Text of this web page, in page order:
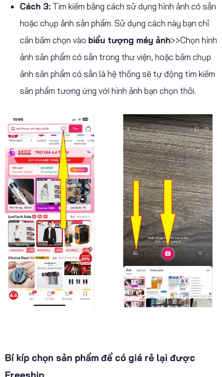
Cách 3: Tìm kiếm bằng cách sử dụng hình ảnh có sẵn
hoặc chụp ảnh sản phẩm. Sử dụng cách này bạn chỉ
cần bấm chọn vào biểu tượng máy ảnh>>Chọn hình
ảnh sản phẩm có sẵn trong thư viện, hoặc bấm chụp
ảnh sản phẩm có sẵn là hệ thống sẽ tự động tìm kiếm
sản phẩm tương ứng với hình ảnh bạn chọn thôi.
Bí kíp chọn sản phẩm để có giá rẻ lại được